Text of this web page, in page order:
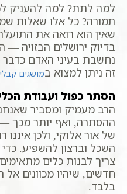
למה לתת? למה להעניק
תמורה? כל אלו שאלות
שאין הוא רואה את
בדיוק ירושלים הבזויה —
נחשבת בעיני האדם כדבר
זה ניתן למצוא במושגים
הסתר כפול ועבודת
הרב מעמיק ומסביר
ההסתרה, ואף יותר מכך —
של אור אלוקי, ולכן
השכל וברצון להשפיע.
צריך לבנות כלים
חדשים, שיהיו מכוונים
בלבד.